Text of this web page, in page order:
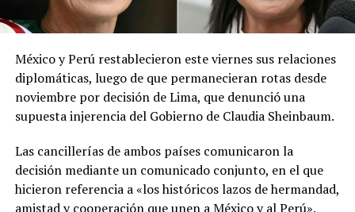
información oficial sobre las condiciones
meteorológicas.
Las autoridades reiteraron el llamado a consultar los
canales oficiales del MARN y adoptar las medidas de
prevención necesarias para reducir los efectos de este
fenómeno atmosférico, especialmente entre las
personas con mayor riesgo de complicaciones de salud.
Comparte esto:
México y Perú restablecieron este viernes sus relaciones
diplomáticas, luego de que permanecieran rotas desde
noviembre por decisión de Lima, que denunció una
supuesta injerencia del Gobierno de Claudia Sheinbaum.
Las cancillerías de ambos países comunicaron la
decisión mediante un comunicado conjunto, en el que
hicieron referencia a «los históricos lazos de hermandad,
amistad y cooperación que unen a México y al Perú».